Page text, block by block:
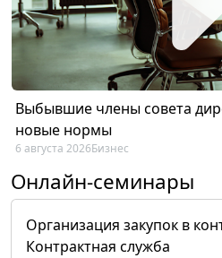
Выбывшие члены совета
новые нормы
6 августа 2026Бизнес
Онлайн-семинары
Организация закупок в
Контрактная служба